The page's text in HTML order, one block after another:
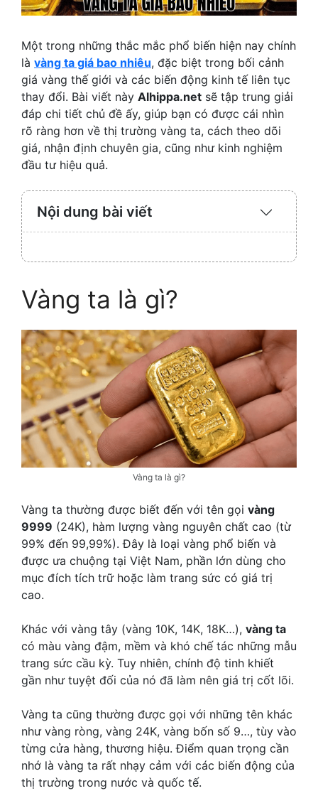
Một trong những thắc mắc phổ biến hiện nay chính
là vàng ta giá bao nhiêu, đặc biệt trong bối cảnh
giá vàng thế giới và các biến động kinh tế liên tục
thay đổi. Bài viết này Alhippa.net sẽ tập trung giải
đáp chi tiết chủ đề ấy, giúp bạn có được cái nhìn
rõ ràng hơn về thị trường vàng ta, cách theo dõi
giá, nhận định chuyên gia, cũng như kinh nghiệm
đầu tư hiệu quả.
Nội dung bài viết
Expand
Vàng ta là gì?
Vàng ta là gì?
Vàng ta thường được biết đến với tên gọi vàng
9999 (24K), hàm lượng vàng nguyên chất cao (từ
99% đến 99,99%). Đây là loại vàng phổ biến và
được ưa chuộng tại Việt Nam, phần lớn dùng cho
mục đích tích trữ hoặc làm trang sức có giá trị
cao.
Khác với vàng tây (vàng 10K, 14K, 18K…), vàng ta
có màu vàng đậm, mềm và khó chế tác những mẫu
trang sức cầu kỳ. Tuy nhiên, chính độ tinh khiết
gần như tuyệt đối của nó đã làm nên giá trị cốt lõi.
Vàng ta cũng thường được gọi với những tên khác
như vàng ròng, vàng 24K, vàng bốn số 9…, tùy vào
từng cửa hàng, thương hiệu. Điểm quan trọng cần
nhớ là vàng ta rất nhạy cảm với các biến động của
thị trường trong nước và quốc tế.